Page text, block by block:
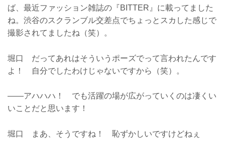
ば、最近ファッション雑誌の『BITTER』に載ってました
ね。渋谷のスクランブル交差点でちょっとスカした感じで
撮影されてましたね（笑）。
堀口 だってあれはそういうポーズでって言われたんです
よ！ 自分でしたわけじゃないですから（笑）。
――アハハハ！ でも活躍の場が広がっていくのは凄くい
いことだと思います！
堀口 まあ、そうですね！ 恥ずかしいですけどねぇ